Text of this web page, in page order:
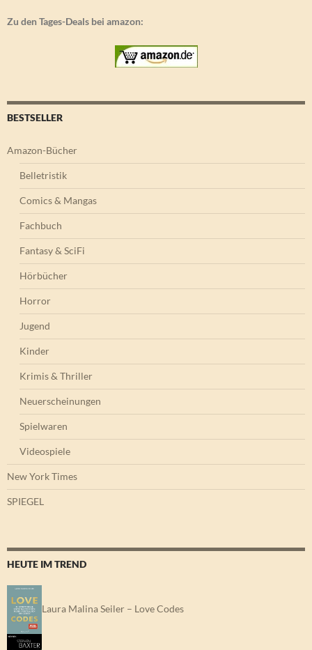
Zu den Tages-Deals bei amazon:
BESTSELLER
Amazon-Bücher
Belletristik
Comics & Mangas
Fachbuch
Fantasy & SciFi
Hörbücher
Horror
Jugend
Kinder
Krimis & Thriller
Neuerscheinungen
Spielwaren
Videospiele
New York Times
SPIEGEL
HEUTE IM TREND
Laura Malina Seiler – Love Codes